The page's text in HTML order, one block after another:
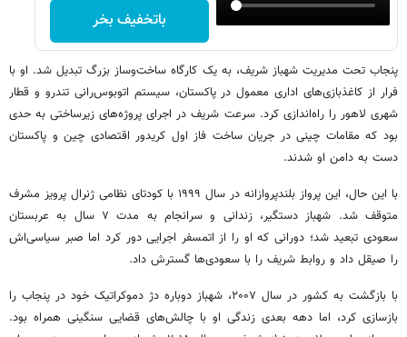
باتخفیف بخر
پنجاب تحت مدیریت شهباز شریف، به یک کارگاه ساخت‌وساز بزرگ تبدیل شد. او با
فرار از کاغذبازی‌های اداری معمول در پاکستان، سیستم اتوبوس‌رانی تندرو و قطار
شهری لاهور را راه‌اندازی کرد. سرعت شریف در اجرای پروژه‌های زیرساختی به حدی
بود که مقامات چینی در جریان ساخت فاز اول کریدور اقتصادی چین و پاکستان
دست به دامن او شدند.
با این حال، این پرواز بلندپروازانه در سال ۱۹۹۹ با کودتای نظامی ژنرال پرویز مشرف
متوقف شد. شهباز دستگیر، زندانی و سرانجام به مدت ۷ سال به عربستان
سعودی تبعید شد؛ دورانی که او را از اتمسفر اجرایی دور کرد اما صبر سیاسی‌اش
را صیقل داد و روابط شریف را با سعودی‌ها گسترش داد.
با بازگشت به کشور در سال ۲۰۰۷، شهباز دوباره دژ دموکراتیک خود در پنجاب را
بازسازی کرد، اما دهه بعدی زندگی او با چالش‌های قضایی سنگینی همراه بود.